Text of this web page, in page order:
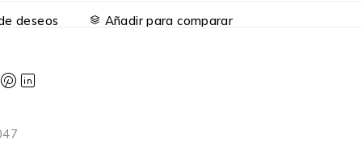
deseos Añadir para comparar